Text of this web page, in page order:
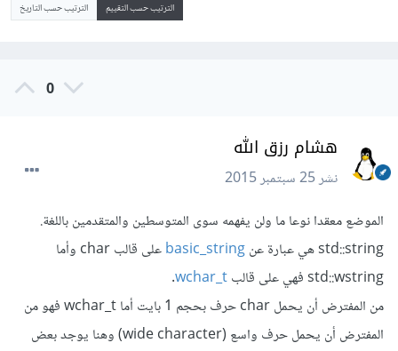
الترتيب حسب التقييم الترتيب حسب التاريخ
0
هشام رزق الله
نشر25 سبتمبر 2015
الموضع معقدا نوعا ما ولن يفهمه سوى المتوسطين والمتقدمين باللغة.
std::string هي عبارة عن
basic_string
على قالب char وأما
std::wstring فهي على قالب
wchar_t
.
من المفترض أن يحمل char حرف بحجم 1 بايت أما wchar_t فهو من
المفترض أن يحمل حرف واسع (wide character) وهنا يوجد بعض